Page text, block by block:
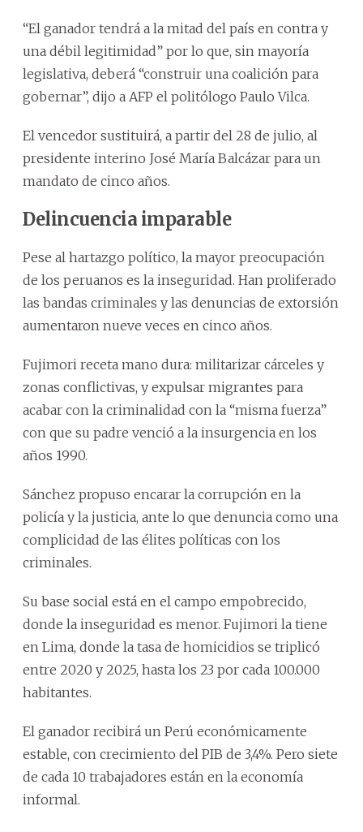
“El ganador tendrá a la mitad del país en contra y
una débil legitimidad” por lo que, sin mayoría
legislativa, deberá “construir una coalición para
gobernar”, dijo a AFP el politólogo Paulo Vilca.
El vencedor sustituirá, a partir del 28 de julio, al
presidente interino José María Balcázar para un
mandato de cinco años.
Delincuencia imparable
Pese al hartazgo político, la mayor preocupación
de los peruanos es la inseguridad. Han proliferado
las bandas criminales y las denuncias de extorsión
aumentaron nueve veces en cinco años.
Fujimori receta mano dura: militarizar cárceles y
zonas conflictivas, y expulsar migrantes para
acabar con la criminalidad con la “misma fuerza”
con que su padre venció a la insurgencia en los
años 1990.
Sánchez propuso encarar la corrupción en la
policía y la justicia, ante lo que denuncia como una
complicidad de las élites políticas con los
criminales.
Su base social está en el campo empobrecido,
donde la inseguridad es menor. Fujimori la tiene
en Lima, donde la tasa de homicidios se triplicó
entre 2020 y 2025, hasta los 23 por cada 100.000
habitantes.
El ganador recibirá un Perú económicamente
estable, con crecimiento del PIB de 3,4%. Pero siete
de cada 10 trabajadores están en la economía
informal.